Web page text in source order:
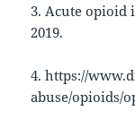
3. Acute opioid
2019.
4. https://
abuse/opioids/